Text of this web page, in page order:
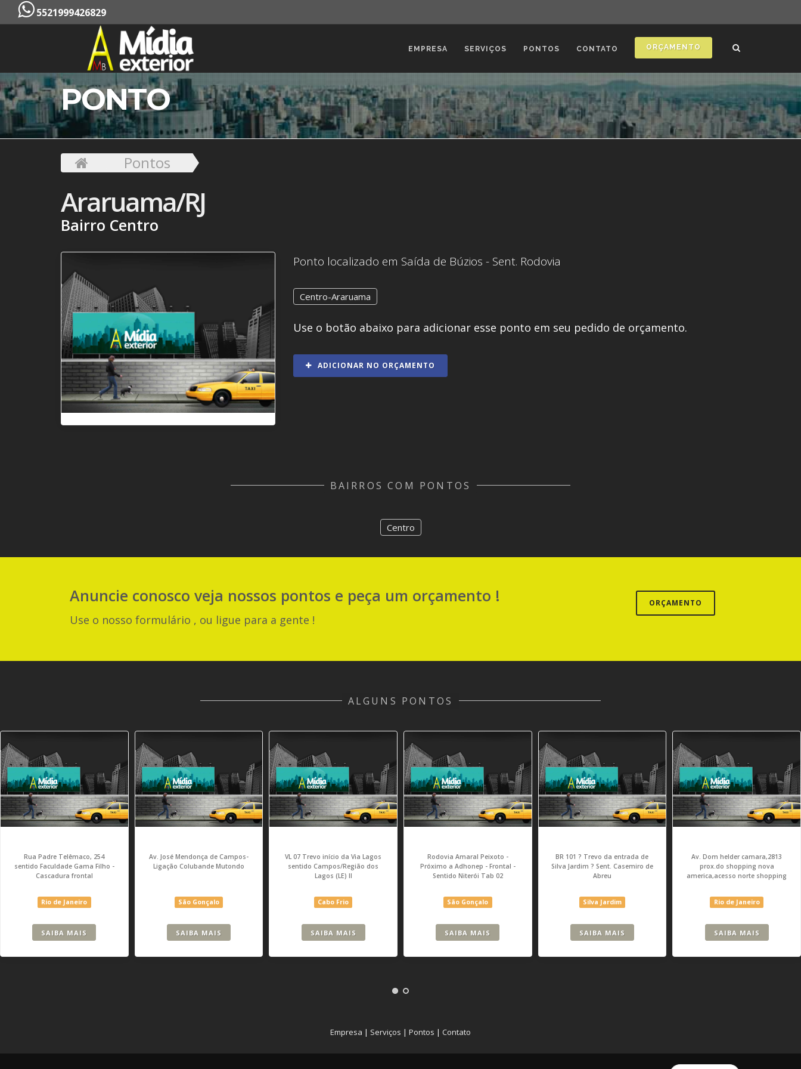
5521999426829
EMPRESA SERVIÇOS PONTOS CONTATO ORÇAMENTO
PONTO
Pontos
Araruama/RJ
Bairro Centro
Ponto localizado em Saída de Búzios - Sent. Rodovia
Centro-Araruama
Use o botão abaixo para adicionar esse ponto em seu pedido de orçamento.
ADICIONAR NO ORÇAMENTO
BAIRROS COM PONTOS
Centro
Anuncie conosco veja nossos pontos e peça um orçamento !
Use o nosso formulário , ou ligue para a gente !
ORÇAMENTO
ALGUNS PONTOS
Rua Padre Telêmaco, 254
sentido Faculdade Gama Filho -
Cascadura frontal
Rio de Janeiro
SAIBA MAIS
Av. José Mendonça de Campos-
Ligação Colubande Mutondo
São Gonçalo
SAIBA MAIS
VL 07 Trevo início da Via Lagos
sentido Campos/Região dos
Lagos (LE) II
Cabo Frio
SAIBA MAIS
Rodovia Amaral Peixoto -
Próximo a Adhonep - Frontal -
Sentido Niterói Tab 02
São Gonçalo
SAIBA MAIS
BR 101 ? Trevo da entrada de
Silva Jardim ? Sent. Casemiro de
Abreu
Silva Jardim
SAIBA MAIS
Av. Dom helder camara,2813
prox.do shopping nova
america,acesso norte shopping
Rio de Janeiro
SAIBA MAIS
Empresa | Serviços | Pontos | Contato